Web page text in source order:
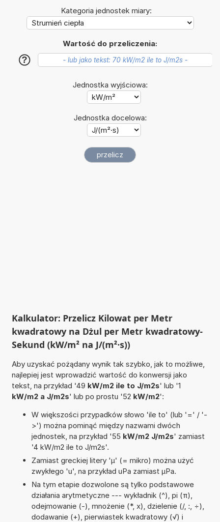
Kategoria jednostek miary:
Wartość do przeliczenia:
?
Jednostka wyjściowa:
Jednostka docelowa:
Kalkulator: Przelicz Kilowat per Metr
kwadratowy na Dżul per Metr kwadratowy-
Sekund (kW/m² na J/(m²·s))
Aby uzyskać pożądany wynik tak szybko, jak to możliwe,
najlepiej jest wprowadzić wartość do konwersji jako
tekst, na przykład '49 kW/m2 ile to J/m2s' lub '1
kW/m2 a J/m2s' lub po prostu '52 kW/m2':
W większości przypadków słowo 'ile to' (lub '=' / '-
>') można pominąć między nazwami dwóch
jednostek, na przykład '55 kW/m2 J/m2s' zamiast
'4 kW/m2 ile to J/m2s'.
Zamiast greckiej litery 'µ' (= mikro) można użyć
zwykłego 'u', na przykład uPa zamiast µPa.
Na tym etapie dozwolone są tylko podstawowe
działania arytmetyczne --- wykładnik (^), pi (π),
odejmowanie (-), mnożenie (*, x), dzielenie (/, :, ÷),
dodawanie (+), pierwiastek kwadratowy (√) i